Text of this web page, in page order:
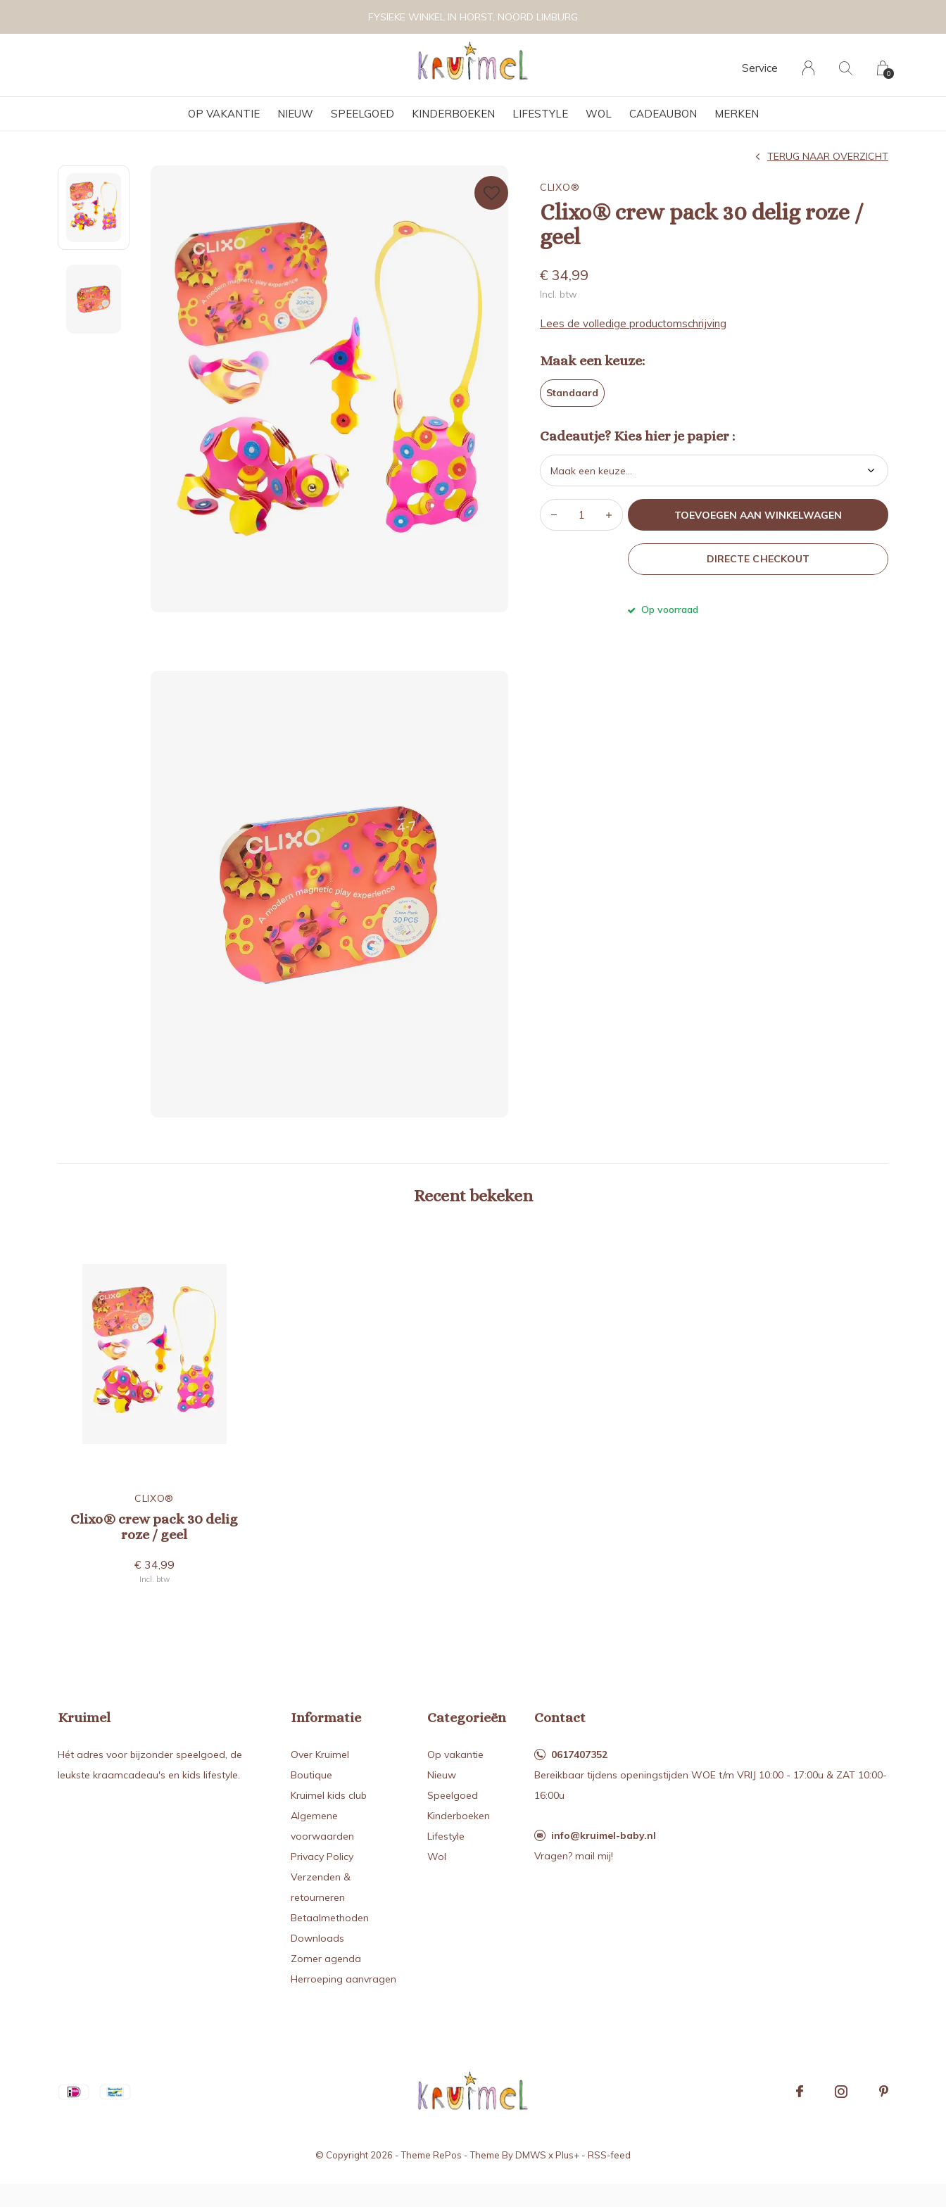
OP VAKANTIE NIEUW SPEELGOED KINDERBOEKEN LIFESTYLE WOL CADEAUBON MERKEN
Service 0
VOLG KRUIMEL VIA INSTAGRAM @KRUIMELKIDSBOUTIQUE
CLIXO®
Clixo® crew pack 30 delig roze /
geel
TERUG NAAR OVERZICHT
€ 34,99
Incl. btw
Lees de volledige productomschrijving
Maak een keuze:
Standaard
Cadeautje? Kies hier je papier :
TOEVOEGEN AAN WINKELWAGEN
DIRECTE CHECKOUT
Op voorraad
Recent bekeken
CLIXO®
Clixo® crew pack 30 delig
roze / geel
€ 34,99
Incl. btw
Kruimel
Hét adres voor bijzonder speelgoed, de
leukste kraamcadeau's en kids lifestyle.
Informatie
Over Kruimel
Boutique
Kruimel kids club
Algemene
voorwaarden
Privacy Policy
Verzenden &
retourneren
Betaalmethoden
Downloads
Zomer agenda
Herroeping aanvragen
Categorieën
Op vakantie
Nieuw
Speelgoed
Kinderboeken
Lifestyle
Wol
Contact
0617407352
Bereikbaar tijdens openingstijden WOE t/m VRIJ 10:00 - 17:00u & ZAT 10:00-
16:00u
info@kruimel-baby.nl
Vragen? mail mij!
© Copyright 2026 - Theme RePos - Theme ByDMWS xPlus+ - RSS-feed